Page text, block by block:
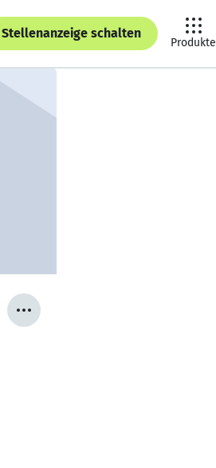
Stellenanzeige schalten
Produkte